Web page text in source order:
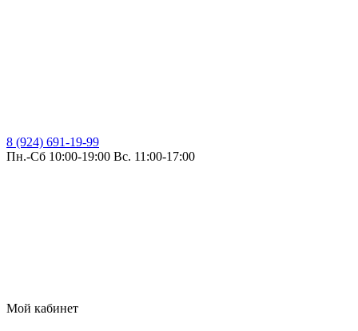
8 (924) 691-19-99
Пн.-Сб 10:00-19:00 Вс. 11:00-17:00
Мой кабинет